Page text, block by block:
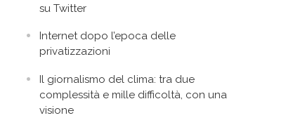
su Twitter
Internet dopo l’epoca delle
privatizzazioni
Il giornalismo del clima: tra due
complessità e mille difficoltà, con una
visione